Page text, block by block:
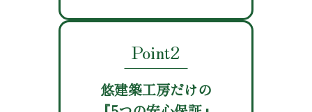
Point2
悠建築工房だけの